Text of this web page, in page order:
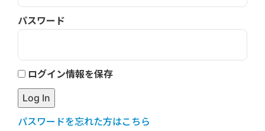
パスワード
ログイン情報を保存
パスワードを忘れた方はこちら